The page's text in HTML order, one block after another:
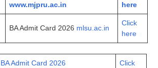
www.mjpru.ac.in
here
BA Admit Card 2026 mlsu.ac.in
Click
here
BA Admit Card 2026
Click